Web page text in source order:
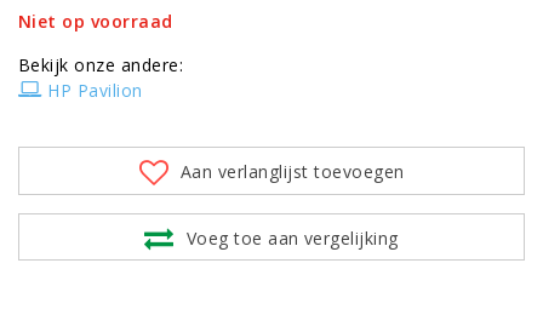
Niet op voorraad
Bekijk onze andere:
HP Pavilion
Aan verlanglijst toevoegen
Voeg toe aan vergelijking